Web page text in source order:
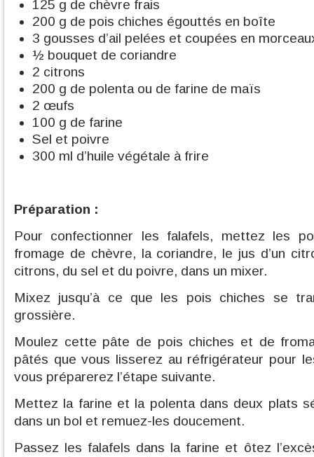
125 g de chèvre frais
200 g de pois chiches égouttés en boîte
3 gousses d’ail pelées et coupées en
½ bouquet de coriandre
2 citrons
200 g de polenta ou de farine de maïs
2 œufs
100 g de farine
Sel et poivre
300 ml d’huile végétale à frire
Préparation :
Pour confectionner les falafels, mettez les
fromage de chèvre, la coriandre, le jus d’un
citrons, du sel et du poivre, dans un mixer.
Mixez jusqu’à ce que les pois chiches se
grossière.
Moulez cette pâte de pois chiches et de
pâtés que vous lisserez au réfrigérateur pour
vous préparerez l’étape suivante.
Mettez la farine et la polenta dans deux plats
dans un bol et remuez-les doucement.
Passez les falafels dans la farine et ôtez